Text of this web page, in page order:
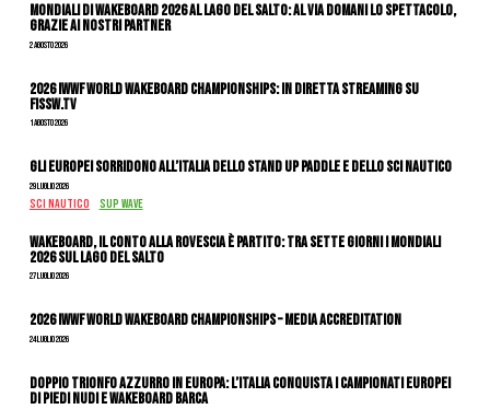
Mondiali di Wakeboard 2026 al Lago del Salto: al via domani lo spettacolo,
grazie ai nostri Partner
2 Agosto 2026
2026 IWWF WORLD WAKEBOARD CHAMPIONSHIPS: IN DIRETTA STREAMING SU
FISSW.TV
1 Agosto 2026
Gli Europei sorridono all’Italia dello stand up paddle e dello sci nautico
29 Luglio 2026
SCI NAUTICO SUP WAVE
Wakeboard, il conto alla rovescia è partito: tra sette giorni i Mondiali
2026 sul Lago del Salto
27 Luglio 2026
2026 IWWF WORLD WAKEBOARD CHAMPIONSHIPS – MEDIA ACCREDITATION
24 Luglio 2026
DOPPIO TRIONFO AZZURRO IN EUROPA: L’ITALIA CONQUISTA I CAMPIONATI EUROPEI
DI PIEDI NUDI E WAKEBOARD BARCA